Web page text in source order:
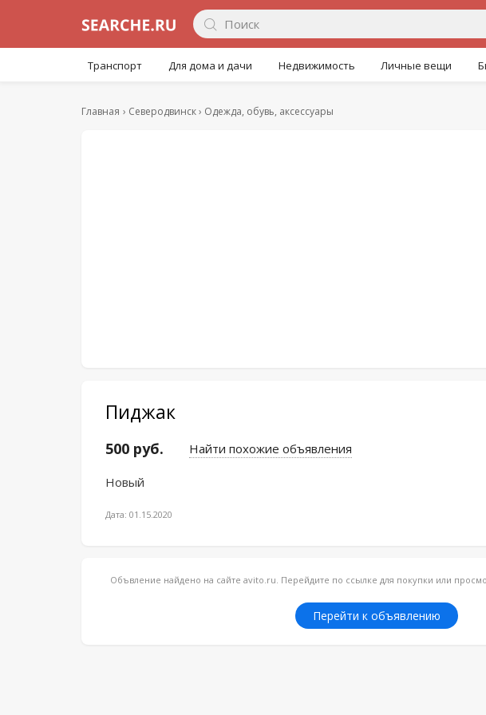
Транспорт Для дома и дачи Недвижимость Личные вещи
Главная Северодвинск Одежда, обувь, аксессуары
Пиджак
500 руб. Найти похожие объявления
Новый
Дата: 01.15.2020
Объвление найдено на сайте avito.ru. Перейдите по ссылке для покупки или
Перейти к объявлению